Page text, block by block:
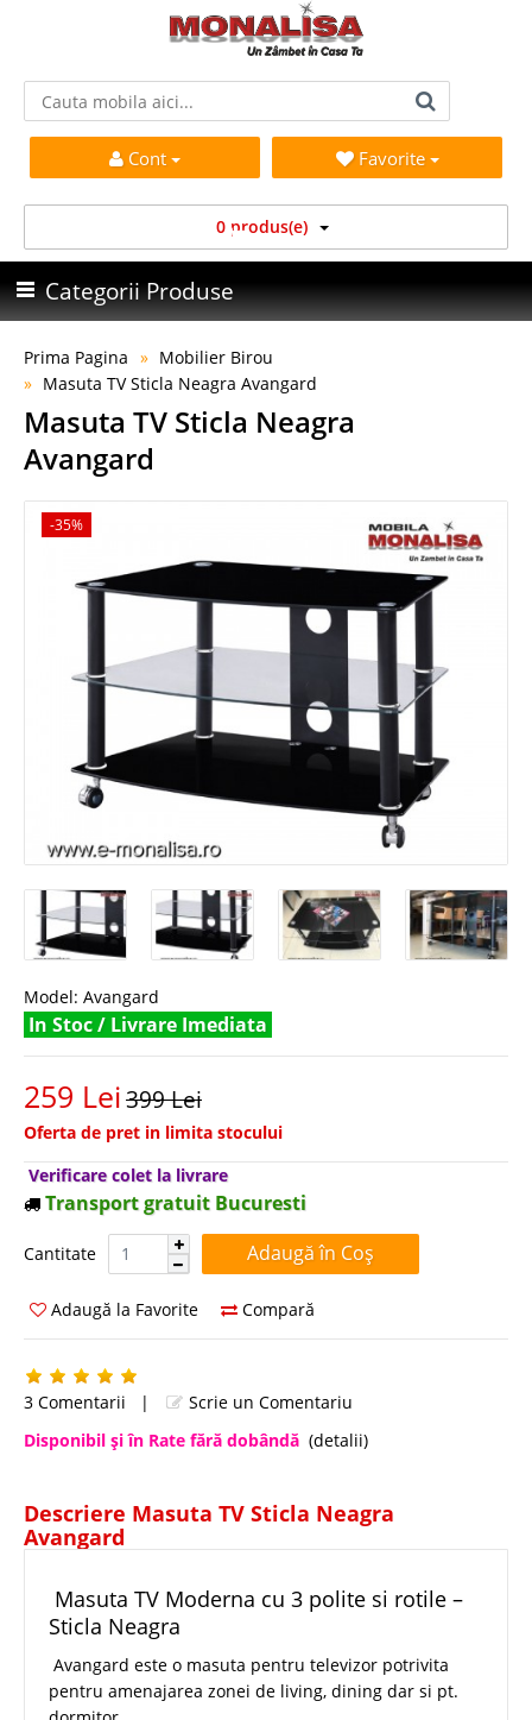
Cont Favorite
0 produs(e)
Categorii Produse
Prima Pagina
Mobilier Birou
Masuta TV Sticla Neagra Avangard
Masuta TV Sticla Neagra
Avangard
-35%
Model: Avangard
In Stoc / Livrare Imediata
259 Lei399 Lei
Oferta de pret in limita stocului
Verificare colet la livrare
Transport gratuit Bucuresti
Cantitate Cantitate:
Adaugă la Favorite Compară
3 Comentarii |
Scrie un Comentariu
Disponibil şi în Rate fără dobândă (detalii)
Descriere Masuta TV Sticla Neagra
Avangard
Masuta TV Moderna cu 3 polite si rotile –
Sticla Neagra
Avangard este o masuta pentru televizor potrivita
pentru amenajarea zonei de living, dining dar si pt.